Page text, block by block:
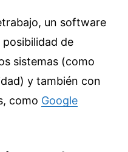
un software
posibilidad de
sistemas (como
y también con
como Google